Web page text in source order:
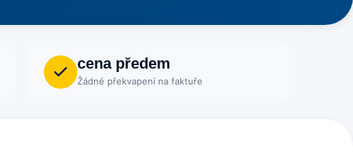
cena předem
Žádné překvapení na faktuře